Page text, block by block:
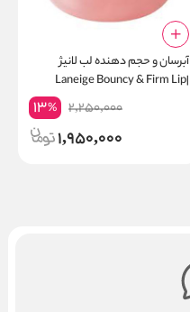
آبرسان و حجم دهنده لب لانیژ
|Laneige Bouncy & Firm Lip
2,250,000
13%
1,950,000